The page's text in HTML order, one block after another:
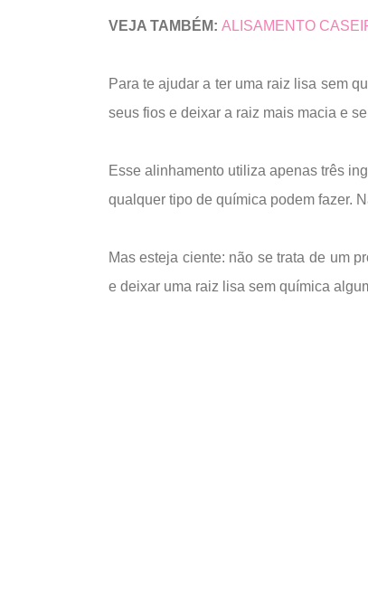
VEJA TAMBÉM: ALISAMENTO
Para te ajudar a ter uma raiz lisa sem
seus fios e deixar a raiz mais macia e
Esse alinhamento utiliza apenas três
qualquer tipo de química podem fazer.
Mas esteja ciente: não se trata de um
e deixar uma raiz lisa sem química